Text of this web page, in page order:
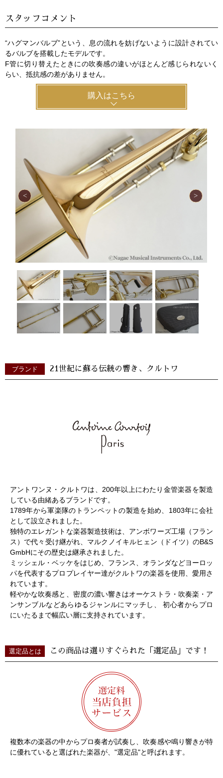
スタッフコメント
“ハグマンバルブ”という、息の流れを妨げないように設計されてい
るバルブを搭載したモデルです。
F管に切り替えたときにの吹奏感の違いがほとんど感じられないく
らい、抵抗感の差がありません。
購入はこちら
ブランド 21世紀に蘇る伝統の響き、クルトワ
アントワンヌ・クルトワは、200年以上にわたり金管楽器を製造
している由緒あるブランドです。
1789年から軍楽隊のトランペットの製造を始め、1803年に会社
として設立されました。
独特のエレガントな楽器製造技術は、アンボワーズ工場（フラン
ス）で代々受け継がれ、マルクノイキルヒェン（ドイツ）のB&S
GmbHにその歴史は継承されました。
ミッシェル・ベッケをはじめ、フランス、オランダなどヨーロッ
パを代表するプロプレイヤー達がクルトワの楽器を使用、愛用さ
れています。
軽やかな吹奏感と、密度の濃い響きはオーケストラ・吹奏楽・ア
ンサンブルなどあらゆるジャンルにマッチし、 初心者からプロ
にいたるまで幅広い層に支持されています。
選定品とは この商品は選りすぐられた「選定品」です！
複数本の楽器の中からプロ奏者が試奏し、吹奏感や鳴り響きが特
に優れていると選ばれた楽器が、"選定品"と呼ばれます。